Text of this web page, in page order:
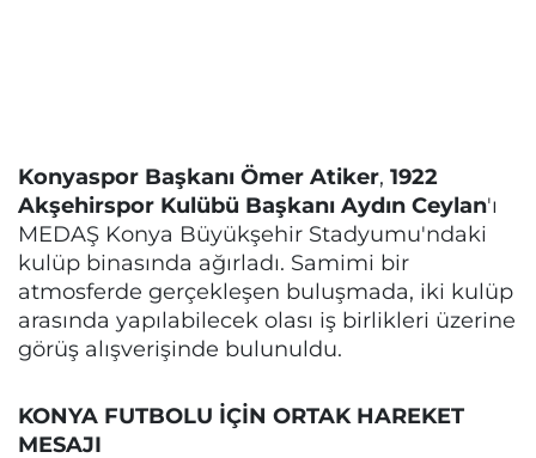
Konyaspor Başkanı Ömer Atiker, 1922
Akşehirspor Kulübü Başkanı Aydın Ceylan'ı
MEDAŞ Konya Büyükşehir Stadyumu'ndaki
kulüp binasında ağırladı. Samimi bir
atmosferde gerçekleşen buluşmada, iki kulüp
arasında yapılabilecek olası iş birlikleri üzerine
görüş alışverişinde bulunuldu.
KONYA FUTBOLU İÇİN ORTAK HAREKET
MESAJI